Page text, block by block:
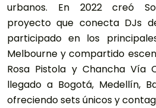
urbanos. En 2022 creó
proyecto que conecta DJs
participado en los
Melbourne y compartido
Rosa Pistola y Chancha Vía
llegado a Bogotá, Medellín,
ofreciendo sets únicos y